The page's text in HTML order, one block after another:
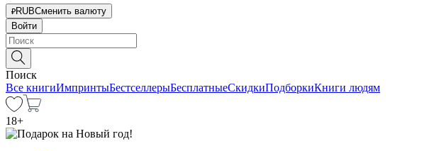
RUBСменить валюту
Войти
Поиск
Все книгиИмпринтыБестселлерыБесплатныеСкидкиПодборкиКниги людям
18+